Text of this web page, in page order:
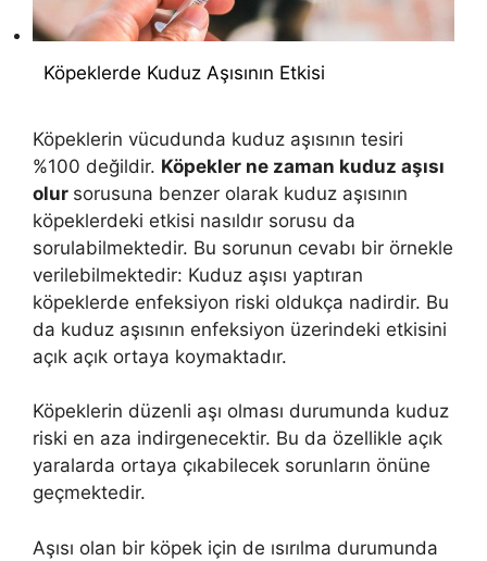
Köpeklerde Kuduz Aşısının Etkisi
Köpeklerin vücudunda kuduz aşısının tesiri
%100 değildir. Köpekler ne zaman kuduz aşısı
olur sorusuna benzer olarak kuduz aşısının
köpeklerdeki etkisi nasıldır sorusu da
sorulabilmektedir. Bu sorunun cevabı bir örnekle
verilebilmektedir: Kuduz aşısı yaptıran
köpeklerde enfeksiyon riski oldukça nadirdir. Bu
da kuduz aşısının enfeksiyon üzerindeki etkisini
açık açık ortaya koymaktadır.
Köpeklerin düzenli aşı olması durumunda kuduz
riski en aza indirgenecektir. Bu da özellikle açık
yaralarda ortaya çıkabilecek sorunların önüne
geçmektedir.
Aşısı olan bir köpek için de ısırılma durumunda